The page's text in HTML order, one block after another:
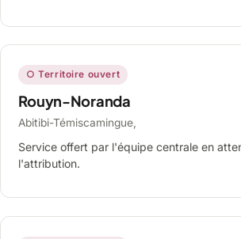
○ Territoire ouvert
Rouyn-Noranda
Abitibi-Témiscamingue,
Service offert par l'équipe centrale en
l'attribution.